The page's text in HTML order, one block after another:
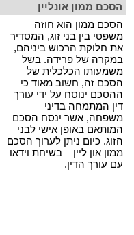
הסכם ממון אונליין
הסכם ממון הוא חוזה
משפטי בין בני זוג, המסדיר
את חלוקת הרכוש ביניהם,
במקרה של פרידה. בשל
משמעותו הכלכלית של
הסכם זה, חשוב מאוד כי
ההסכם ינוסח על ידי עורך
דין המתמחה בדיני
משפחה, אשר ינסח הסכם
המותאם באופן אישי לבני
הזוג. כיום ניתן לערוך הסכם
ממון און ליין – בשיחת וידאו
עם עורך הדין.